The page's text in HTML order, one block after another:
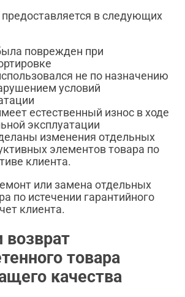
предоставляется в следующих
поврежден при
не по назначению
условий
естественный износ в ходе
эксплуатации
изменения отдельных
элементов товара по
клиента.
или замена отдельных
по истечении гарантийного
клиента.
товара
качества